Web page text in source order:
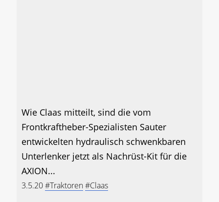
Wie Claas mitteilt, sind die vom
Frontkraftheber-Spezialisten Sauter
entwickelten hydraulisch schwenkbaren
Unterlenker jetzt als Nachrüst-Kit für die
AXION...
3.5.20#Traktoren#Claas